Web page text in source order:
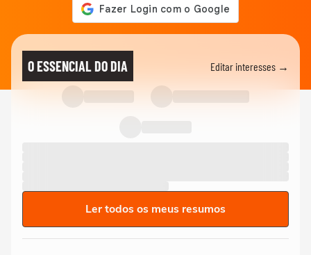
O ESSENCIAL DO DIA Editar interesses →
Ler todos os meus resumos